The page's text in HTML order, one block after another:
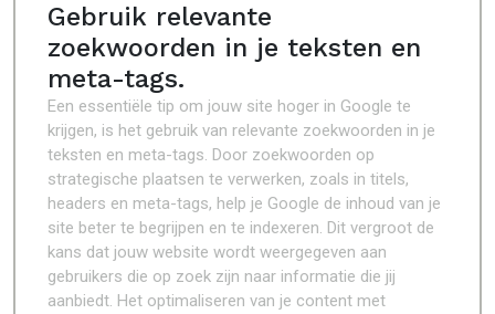
Gebruik relevante
zoekwoorden in je teksten en
meta-tags.
Een essentiële tip om jouw site hoger in Google te
krijgen, is het gebruik van relevante zoekwoorden in je
teksten en meta-tags. Door zoekwoorden op
strategische plaatsen te verwerken, zoals in titels,
headers en meta-tags, help je Google de inhoud van je
site beter te begrijpen en te indexeren. Dit vergroot de
kans dat jouw website wordt weergegeven aan
gebruikers die op zoek zijn naar informatie die jij
aanbiedt. Het optimaliseren van je content met